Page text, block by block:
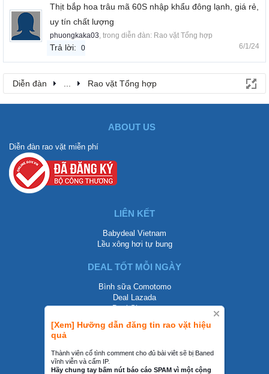
[Xem] Hưỡng dẫn đăng tin rao vặt hiệu
quả
Thành viên cố tình comment cho đủ bài viêt sẽ bị Baned
vĩnh viễn và cấm IP.
Hãy chung tay bấm nút báo cáo SPAM vì một cộng
Thịt bắp hoa trâu mã 60S nhập khẩu đông lạnh, giá rẻ,
uy tín chất lượng
phuongkaka03, trong diễn đàn: Rao vặt Tổng hợp
Trả lời: 0 6/1/24
Diễn đàn ... Rao vặt Tổng hợp
ABOUT US
Diễn đàn rao vặt miễn phí
LIÊN KẾT
Babydeal Vietnam
Lều xông hơi tự bung
DEAL TỐT MỖI NGÀY
Bình sữa Comotomo
Deal Lazada
Deal Shopee
LIÊN HỆ
0858002468
contact@mraovat.vn